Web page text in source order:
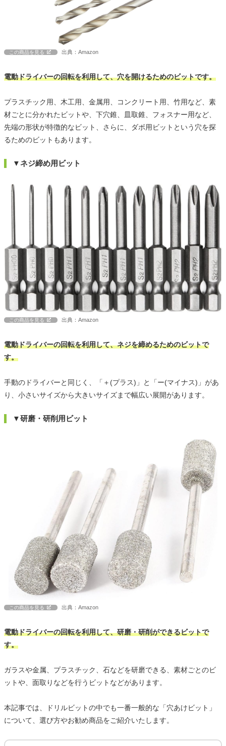
この商品を見る 出典：Amazon
電動ドライバーの回転を利用して、穴を開けるためのビットです。
プラスチック用、木工用、金属用、コンクリート用、竹用など、素
材ごとに分かれたビットや、下穴錐、皿取錐、フォスナー用など、
先端の形状が特徴的なビット、さらに、ダボ用ビットという穴を探
るためのビットもあります。
▼ネジ締め用ビット
この商品を見る 出典：Amazon
電動ドライバーの回転を利用して、ネジを締めるためのビットで
す。
手動のドライバーと同じく、「＋(プラス)」と「ー(マイナス)」があ
り、小さいサイズから大きいサイズまで幅広い展開があります。
▼研磨・研削用ビット
この商品を見る 出典：Amazon
電動ドライバーの回転を利用して、研磨・研削ができるビットで
す。
ガラスや金属、プラスチック、石などを研磨できる、素材ごとのビ
ットや、面取りなどを行うビットなどがあります。
本記事では、ドリルビットの中でも一番一般的な「穴あけビット」
について、選び方やお勧め商品をご紹介いたします。